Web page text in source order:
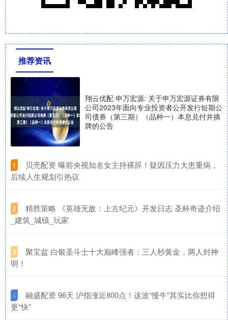
推荐资讯
翔云优配 申万宏源: 关于申万宏源证券有限
公司2023年面向专业投资者公开发行短期公
司债券（第三期）（品种一）本息兑付并摘
牌的公告
1
​贝壳配资 曝前央视知名女主持裸辞！疑因压力大患重病，
后续人生规划引热议
2
​精胜策略 《英雄无敌：上古纪元》开发日志 圣杯奇迹介绍
_建筑_城镇_玩家
3
​聚宝盆 白银圣斗士十大巅峰强者：三人秒黄金，两人封神
明！
4
​融盛配资 96天 沪指涨近800点！这波“慢牛”其实比你想得
更“快”